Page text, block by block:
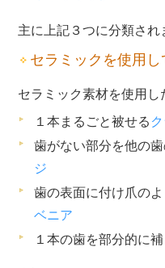
主に上記３つに分類され
セラミックを使用し
セラミック素材を使用し
１本まるごと被せる
歯がない部分を他の
ジ
歯の表面に付け爪の
ベニア
１本の歯を部分的に補